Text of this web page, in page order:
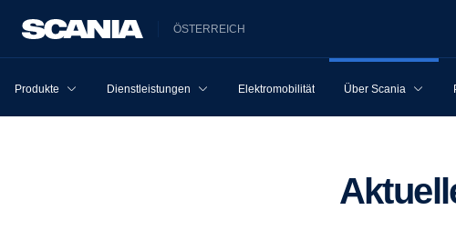
ÖSTERREICH
Produkte Dienstleistungen Elektromobilität Über Scania